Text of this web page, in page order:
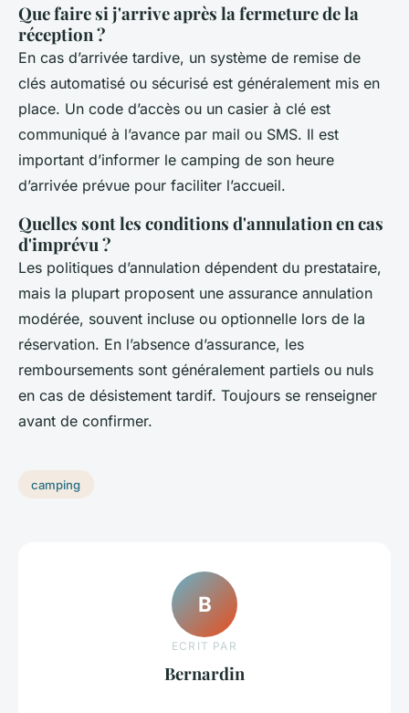
Que faire si j'arrive après la fermeture de la
réception ?
En cas d’arrivée tardive, un système de remise de
clés automatisé ou sécurisé est généralement mis en
place. Un code d’accès ou un casier à clé est
communiqué à l’avance par mail ou SMS. Il est
important d’informer le camping de son heure
d’arrivée prévue pour faciliter l’accueil.
Quelles sont les conditions d'annulation en cas
d'imprévu ?
Les politiques d’annulation dépendent du prestataire,
mais la plupart proposent une assurance annulation
modérée, souvent incluse ou optionnelle lors de la
réservation. En l’absence d’assurance, les
remboursements sont généralement partiels ou nuls
en cas de désistement tardif. Toujours se renseigner
avant de confirmer.
camping
B
ECRIT PAR
Bernardin